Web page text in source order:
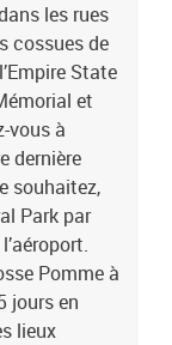
les rues
cossues de
State
et
vous à
dernière
souhaitez,
Park par
Pomme à
jours en
lieux